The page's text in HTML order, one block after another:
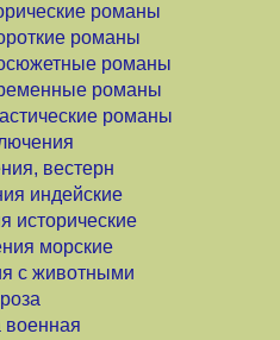
романы
романы
романы
романы
романы
вестерн
индейские
исторические
морские
с животными
военная